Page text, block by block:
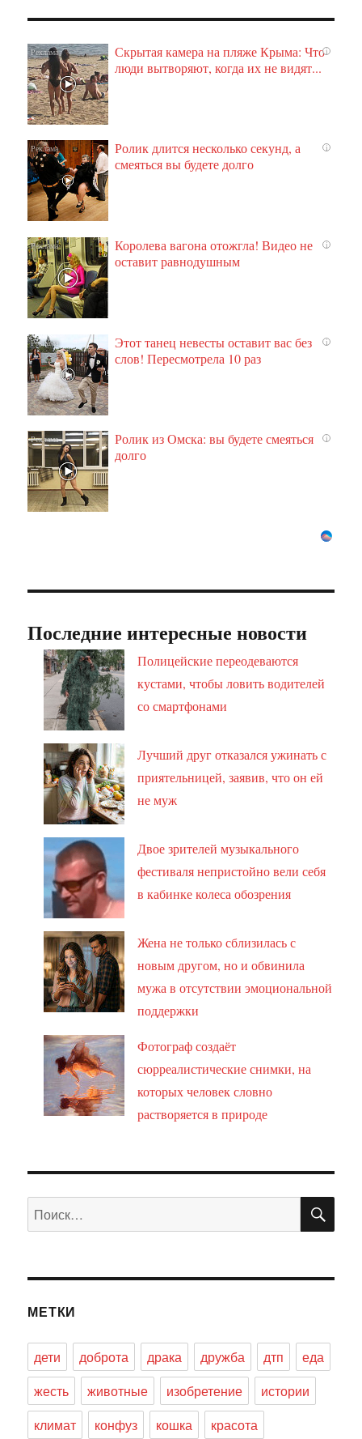
i
Скрытая камера на пляже Крыма: Что
люди вытворяют, когда их не видят...
i
Ролик длится несколько секунд, а
смеяться вы будете долго
i
Королева вагона отожгла! Видео не
оставит равнодушным
i
Этот танец невесты оставит вас без
слов! Пересмотрела 10 раз
i
Ролик из Омска: вы будете смеяться
долго
Последние интересные новости
Полицейские переодеваются
кустами, чтобы ловить водителей
со смартфонами
Лучший друг отказался ужинать с
приятельницей, заявив, что он ей
не муж
Двое зрителей музыкального
фестиваля непристойно вели себя
в кабинке колеса обозрения
Жена не только сблизилась с
новым другом, но и обвинила
мужа в отсутствии эмоциональной
поддержки
Фотограф создаёт
сюрреалистические снимки, на
которых человек словно
растворяется в природе
Искать:
МЕТКИ
дети доброта драка дружба дтп
еда
жесть
животные изобретение
истории
климат
конфуз кошка красота